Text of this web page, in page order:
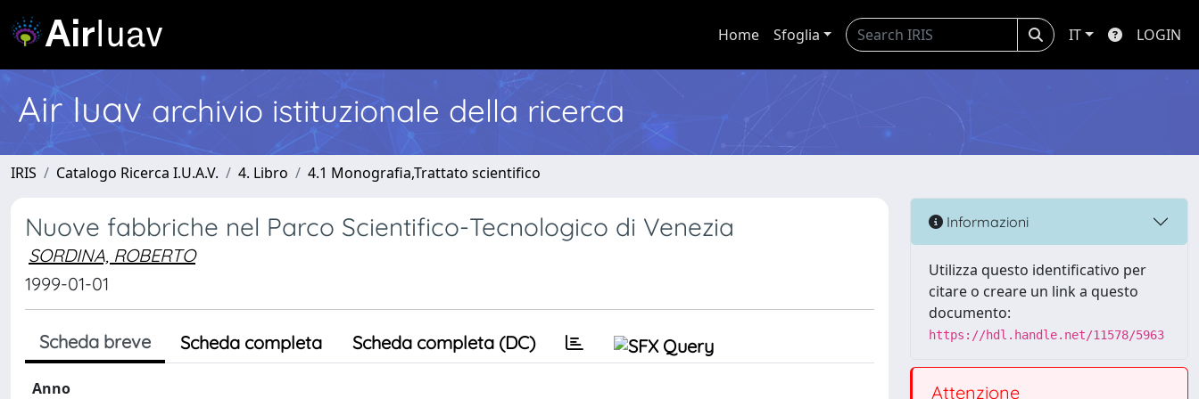
Home Sfoglia IT LOGIN
Air Iuav archivio istituzionale della ricerca
IRIS Catalogo Ricerca I.U.A.V. 4. Libro 4.1 Monografia,Trattato scientifico
Nuove fabbriche nel Parco Scientifico-Tecnologico di Venezia
SORDINA, ROBERTO
1999-01-01
Scheda breve Scheda completa Scheda completa (DC)
Anno
Informazioni
Utilizza questo identificativo per
citare o creare un link a questo
documento:
https://hdl.handle.net/11578/5963
Attenzione